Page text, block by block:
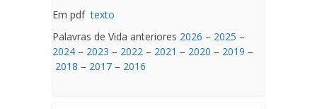
Em pdftexto
Palavras de Vida anteriores 2026 – 2025 –
2024 – 2023 – 2022 – 2021 – 2020 – 2019 –
2018 – 2017 – 2016